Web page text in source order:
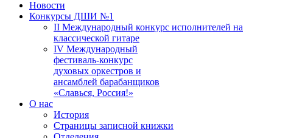
Новости
Конкурсы ДШИ №1
II Международный конкурс исполнителей на
классической гитаре
IV Международный
фестиваль-конкурс
духовых оркестров и
ансамблей барабанщиков
«Славься, Россия!»
О нас
История
Страницы записной книжки